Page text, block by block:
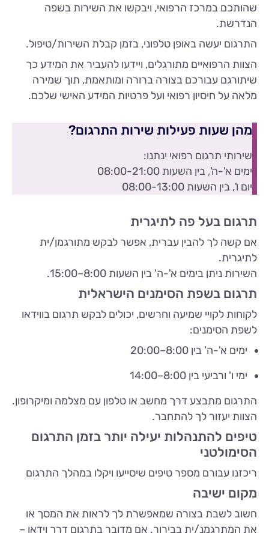
שהותכם במרכז הרפואי, ויבקשו את השירות בשפה
הנדרשת.
התרגום יעשה באופן טלפוני, בזמן קבלת השירות/טיפול.
הצוות הרפואיים מתורגלים, ויידעו להעביר את המידע כך
שיתורגם עבורכם בצורה ברורה ומותאמת, תוך שמירה
מלאה על חיסיון רפואי ועל פרטיות המידע האישי שלכם.
מהן שעות פעילות שירות התרגום?
שירותי תרגום רפואי ינתנו:
ימים א'-ה', בין השעות 08:00-21:00
יום ו', בין השעות 08:00-13:00
תרגום בעל פה לתיגרית
אם קשה לך להבין עברית, אפשר לבקש מתורגמן/ית
לתיגרית.
השירות ניתן בימים א'-ה' בין השעות 8:00–15:00.
תרגום בשפת הסימנים הישראלית
לקוחות לקויי שמיעה וחרשים, יכולים לבקש תרגום בווידאו
לשפת הסימנים:
ימים א'-ה' בין 8:00–20:00
ימי ו' ורביעי בין 8:00–14:00
התרגום מתבצע דרך מחשב או טלפון עם מצלמה ומיקרופון.
הצוות יעזור לך להתחבר.
טיפים להתנהלות יעילה יותר בזמן התרגום
הסימולטני
ריכזנו עבורם מספר טיפים שיסייעו ויקלו במהלך התרגום
מקום ישיבה
חשוב לשבת בצורה שמאפשרת לך לראות את המסך או
את המתרגמנ/ית בבירור. אם מדובר בתרגום דרך וידאו –